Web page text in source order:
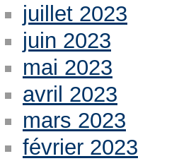
juillet 2023
juin 2023
mai 2023
avril 2023
mars 2023
février 2023